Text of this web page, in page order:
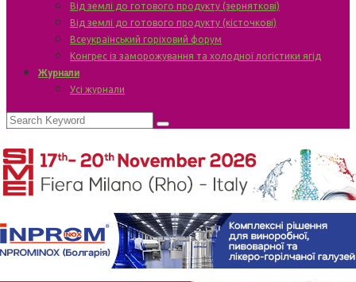
Від землі до готового продукту (зерняткові)
Від землі до готового продукту (кісточкові)
Всеукраїнський горіховий форум
Конгрес із заморожування та холодної логістики ягід
Журнали
Усі журнали